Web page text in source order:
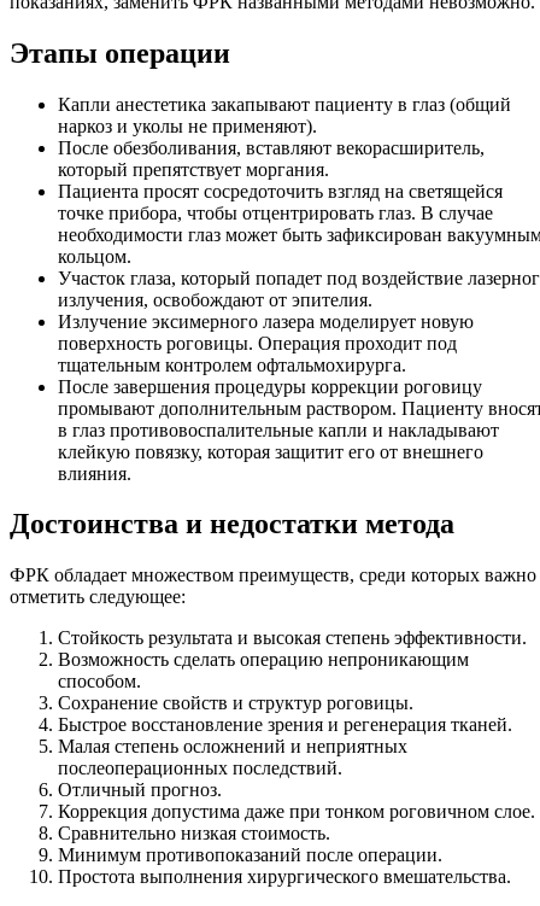
Этапы операции
Капли анестетика закапывают пациенту в глаз (общий
наркоз и уколы не применяют).
После обезболивания, вставляют векорасширитель,
который препятствует моргания.
Пациента просят сосредоточить взгляд на светящейся
точке прибора, чтобы отцентрировать глаз. В случае
необходимости глаз может быть зафиксирован
кольцом.
Участок глаза, который попадет под воздействие
излучения, освобождают от эпителия.
Излучение эксимерного лазера моделирует новую
поверхность роговицы. Операция проходит под
тщательным контролем офтальмохирурга.
После завершения процедуры коррекции роговицу
промывают дополнительным раствором. Пациенту
в глаз противовоспалительные капли и накладывают
клейкую повязку, которая защитит его от внешнего
влияния.
Достоинства и недостатки метода
ФРК обладает множеством преимуществ, среди которых важно
отметить следующее:
Стойкость результата и высокая степень эффективности.
Возможность сделать операцию непроникающим
способом.
Сохранение свойств и структур роговицы.
Быстрое восстановление зрения и регенерация тканей.
Малая степень осложнений и неприятных
послеоперационных последствий.
Отличный прогноз.
Коррекция допустима даже при тонком роговичном слое.
Сравнительно низкая стоимость.
Минимум противопоказаний после операции.
Простота выполнения хирургического вмешательства.